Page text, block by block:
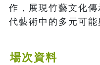
作，展現竹藝文化
代藝術中的多元可能
場次資料